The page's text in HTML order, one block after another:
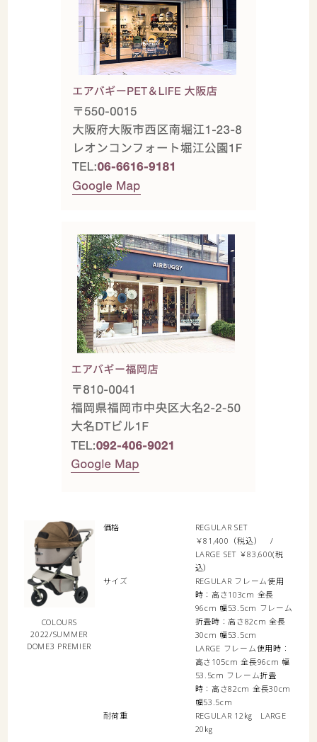
COLOURS
2022/SUMMER
DOME3 PREMIER
価格
REGULAR SET
￥81,400（税込） /
LARGE SET ￥83,600(税
込）
サイズ
REGULAR フレーム使用
時：高さ103cm 全長
96cm 幅53.5cm フレーム
折畳時：高さ82cm 全長
30cm 幅53.5cm
LARGE フレーム使用時：
高さ105cm 全長96cm 幅
53.5cm フレーム折畳
時：高さ82cm 全長30cm
幅53.5cm
耐荷重
REGULAR 12㎏ LARGE
20㎏